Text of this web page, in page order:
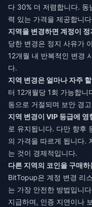
다 30% 더 저렴합니다.
력 있는 가격을 제공합니
지역을 변경하면 계정이
당한 변경은 정지 사유가
12개월 내 반복적인 변경
다.
지역 변경은 얼마나 자주
터 12개월당 1회 가능합
동으로 거절되며 보안 경
지역 변경이 VIP 등급에 영
로 유지됩니다. 다만 향후
의 가격을 따르게 됩니다.
는 것이 경제적입니다.
다른 지역의 코인을 구매
BitTopup은 계정 변경 리
는 가장 안전한 방법입니
지급하며, 인증 지연이나